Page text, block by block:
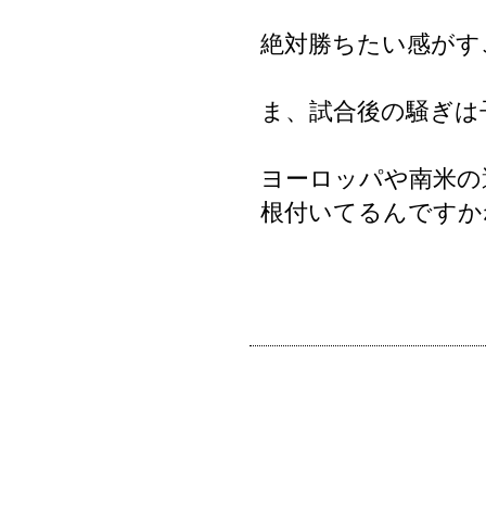
絶対勝ちたい感が
ま、試合後の騒ぎ
ヨーロッパや南米
根付いてるんです